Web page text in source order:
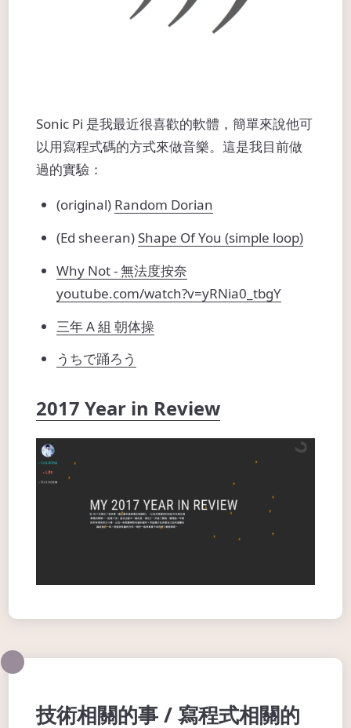
Sonic Pi 是我最近很喜歡的軟體，簡單來說他可
以用寫程式碼的方式來做音樂。這是我目前做
過的實驗：
(original) Random Dorian
(Ed sheeran)Shape Of You (simple loop)
Why Not - 無法度按奈
youtube.com/watch?v=yRNia0_tbgY
三年 A 組 朝体操
うちで踊ろう
2017 Year in Review
技術相關的事 / 寫程式相關的